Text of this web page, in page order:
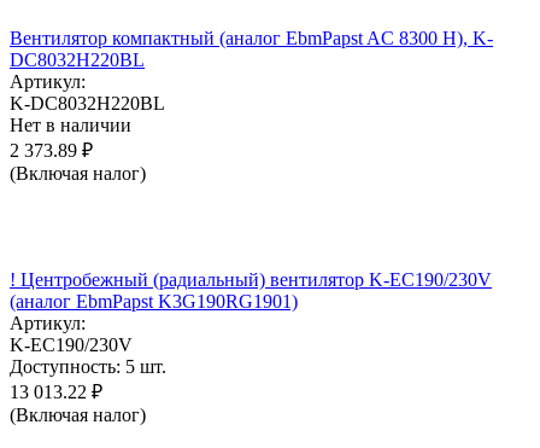
Вентилятор компактный (аналог EbmPapst AC 8300 H), K-
DC8032H220BL
Артикул:
K-DC8032H220BL
Нет в наличии
2 373.89 ₽
(Включая налог)
! Центробежный (радиальный) вентилятор K-EC190/230V
(аналог EbmPapst K3G190RG1901)
Артикул:
K-EC190/230V
Доступность: 5 шт.
13 013.22 ₽
(Включая налог)